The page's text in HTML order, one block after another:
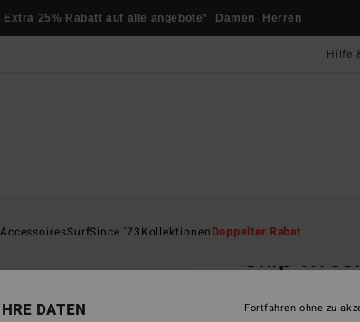
Extra 25% Rabatt auf alle angebote* Damen Herren
Hilfe
AccessoiresSurfSince '73KollektionenDoppelter Rabat
Ship
Frauen Grün
DATEN Fortfahren ohne zu